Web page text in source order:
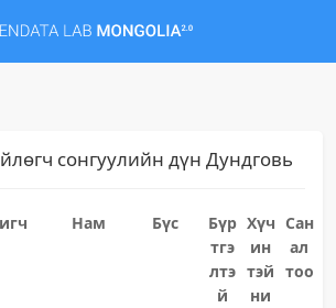
сонгуулийн дүн Дундговь
Нам Бүс
Бүр
тгэ
лтэ
й
Хүч
ин
тэй
ни
Сан
ал
тоо